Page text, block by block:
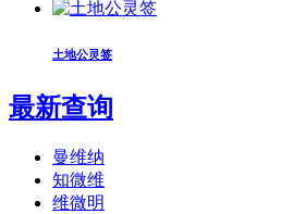
土地公灵签
最新查询
曼维纳
知微维
维微明